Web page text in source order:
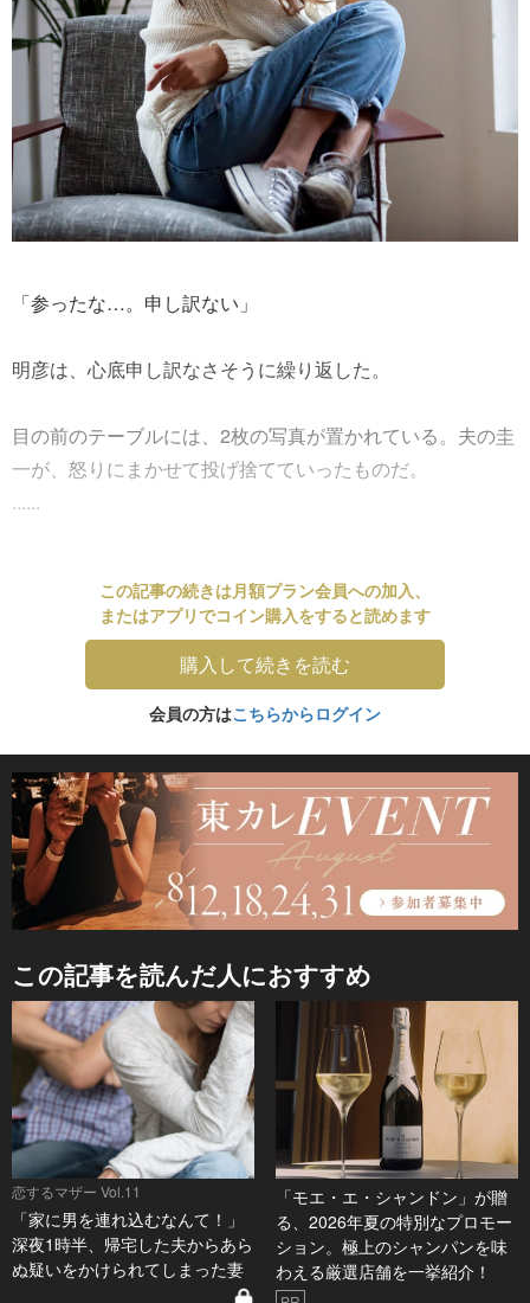
「参ったな…。申し訳ない」
明彦は、心底申し訳なさそうに繰り返した。
目の前のテーブルには、2枚の写真が置かれている。夫の圭
一が、怒りにまかせて投げ捨てていったものだ。
......
この記事の続きは月額プラン会員への加入、
またはアプリでコイン購入をすると読めます
購入して続きを読む
会員の方はこちらからログイン
この記事を読んだ人におすすめ
恋するマザー Vol.11
「家に男を連れ込むなんて！」
深夜1時半、帰宅した夫からあら
ぬ疑いをかけられてしまった妻
「モエ・エ・シャンドン」が贈
る、2026年夏の特別なプロモー
ション。極上のシャンパンを味
わえる厳選店舗を一挙紹介！